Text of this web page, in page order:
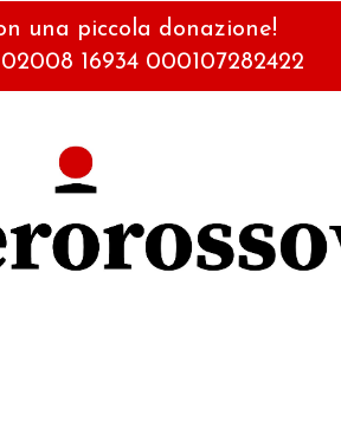
una piccola donazione!
16934 000107282422